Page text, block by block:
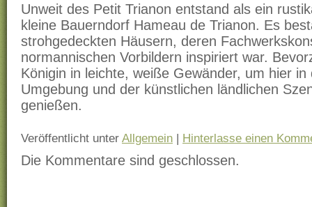
Unweit des Petit Trianon entstand als ein
kleine Bauerndorf Hameau de Trianon. Es
strohgedeckten Häusern, deren
normannischen Vorbildern inspiriert war.
Königin in leichte, weiße Gewänder, um hier in
Umgebung und der künstlichen ländlichen
genießen.
Veröffentlicht unter Allgemein | Hinterlasse einen
Die Kommentare sind geschlossen.